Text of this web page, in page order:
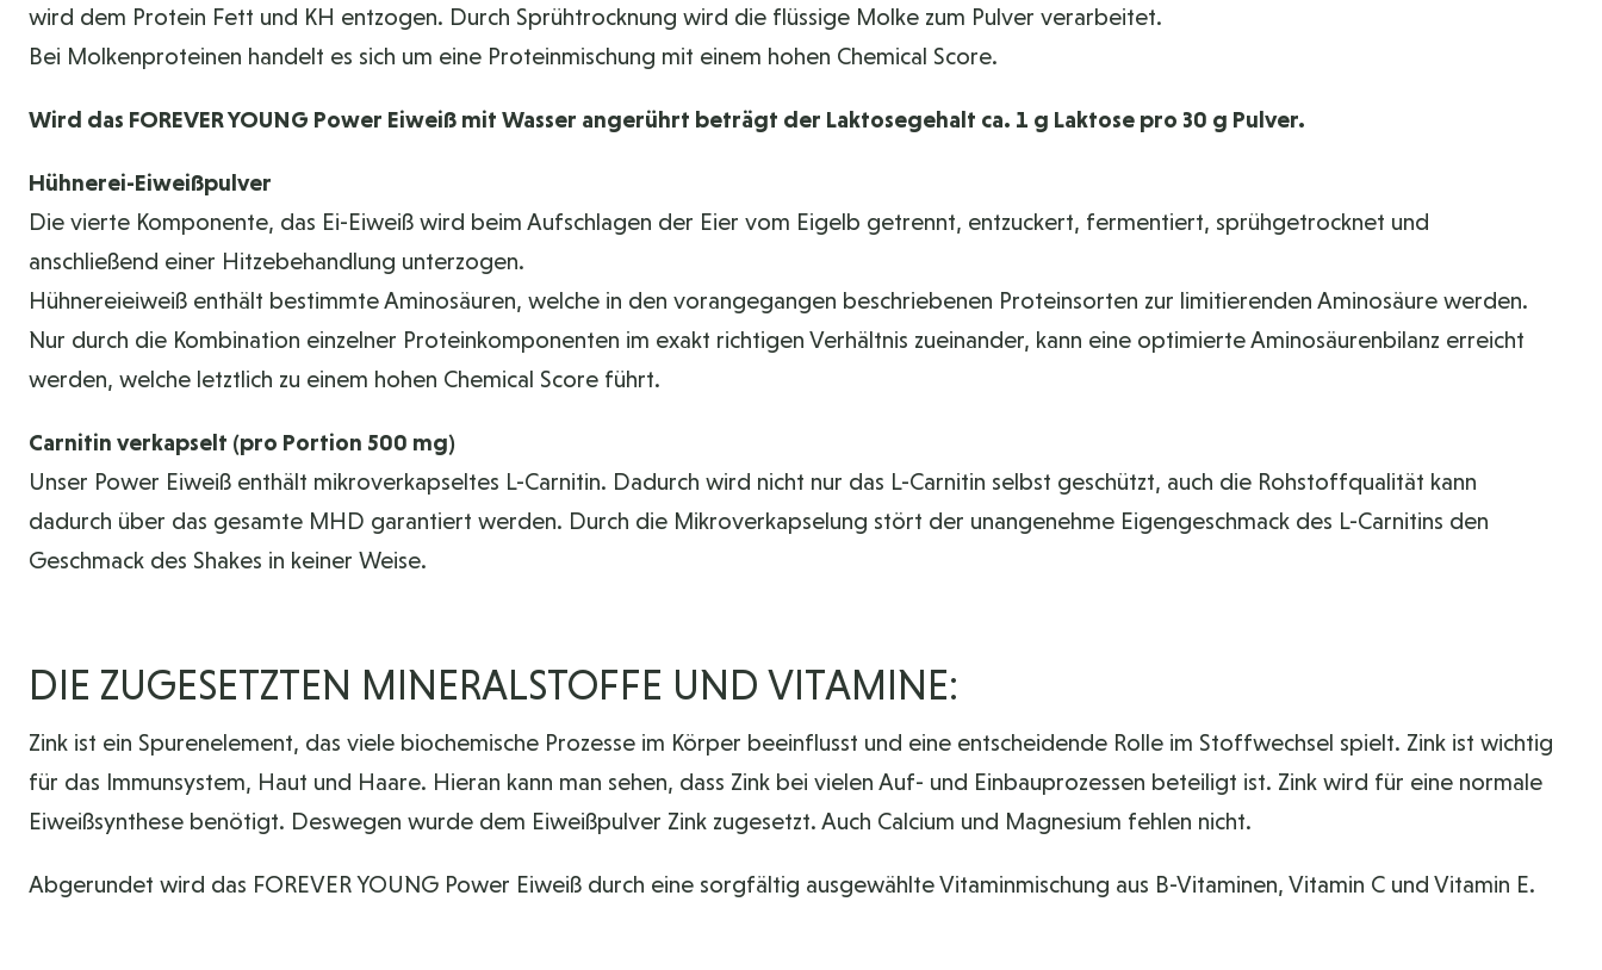
wird dem Protein Fett und KH entzogen. Durch Sprühtrocknung wird die flüssige Molke zum Pulver verarbeitet.
Bei Molkenproteinen handelt es sich um eine Proteinmischung mit einem hohen Chemical Score.
Wird das FOREVER YOUNG Power Eiweiß mit Wasser angerührt beträgt der Laktosegehalt ca. 1 g Laktose pro 30 g Pulver.
Hühnerei-Eiweißpulver
Die vierte Komponente, das Ei-Eiweiß wird beim Aufschlagen der Eier vom Eigelb getrennt, entzuckert, fermentiert, sprühgetrocknet und
anschließend einer Hitzebehandlung unterzogen.
Hühnereieiweiß enthält bestimmte Aminosäuren, welche in den vorangegangen beschriebenen Proteinsorten zur limitierenden Aminosäure werden.
Nur durch die Kombination einzelner Proteinkomponenten im exakt richtigen Verhältnis zueinander, kann eine optimierte Aminosäurenbilanz erreicht
werden, welche letztlich zu einem hohen Chemical Score führt.
Carnitin verkapselt (pro Portion 500 mg)
Unser Power Eiweiß enthält mikroverkapseltes L-Carnitin. Dadurch wird nicht nur das L-Carnitin selbst geschützt, auch die Rohstoffqualität kann
dadurch über das gesamte MHD garantiert werden. Durch die Mikroverkapselung stört der unangenehme Eigengeschmack des L-Carnitins den
Geschmack des Shakes in keiner Weise.
DIE ZUGESETZTEN MINERALSTOFFE UND VITAMINE:
Zink ist ein Spurenelement, das viele biochemische Prozesse im Körper beeinflusst und eine entscheidende Rolle im Stoffwechsel spielt. Zink ist wichtig
für das Immunsystem, Haut und Haare. Hieran kann man sehen, dass Zink bei vielen Auf- und Einbauprozessen beteiligt ist. Zink wird für eine normale
Eiweißsynthese benötigt. Deswegen wurde dem Eiweißpulver Zink zugesetzt. Auch Calcium und Magnesium fehlen nicht.
Abgerundet wird das FOREVER YOUNG Power Eiweiß durch eine sorgfältig ausgewählte Vitaminmischung aus B-Vitaminen, Vitamin C und Vitamin E.